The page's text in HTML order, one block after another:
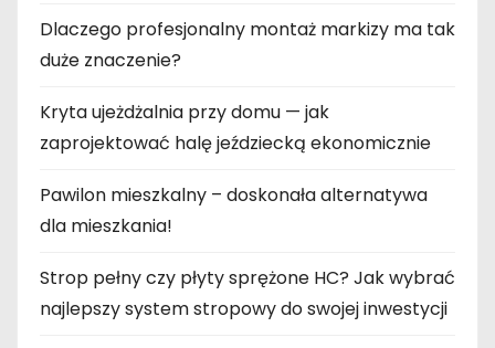
Dlaczego profesjonalny montaż markizy ma tak
duże znaczenie?
Kryta ujeżdżalnia przy domu — jak
zaprojektować halę jeździecką ekonomicznie
Pawilon mieszkalny – doskonała alternatywa
dla mieszkania!
Strop pełny czy płyty sprężone HC? Jak wybrać
najlepszy system stropowy do swojej inwestycji